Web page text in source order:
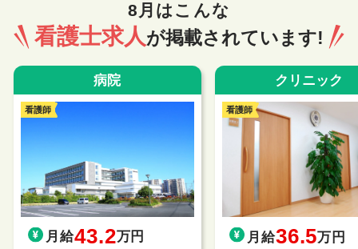
8月はこんな
看護士求人が掲載されています!
病院
看護師
月給43.2万円
クリニック
看護師
月給36.5万円